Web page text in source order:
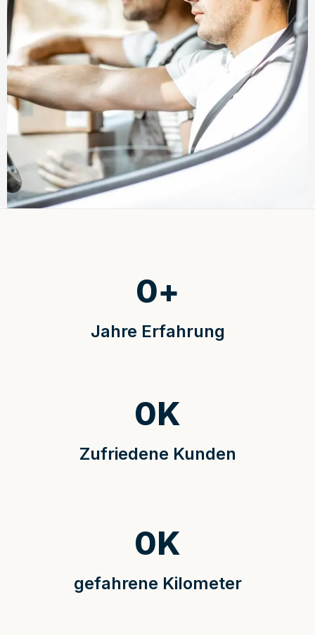
Jahre Erfahrung
0+
Zufriedene Kunden
0K
gefahrene Kilometer
0K